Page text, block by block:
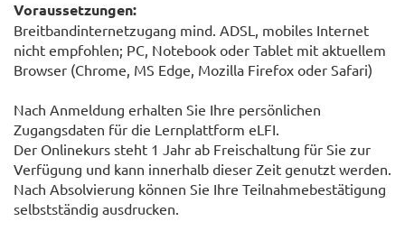
Voraussetzungen:
Breitbandinternetzugang mind. ADSL, mobiles Internet
nicht empfohlen; PC, Notebook oder Tablet mit aktuellem
Browser (Chrome, MS Edge, Mozilla Firefox oder Safari)
Nach Anmeldung erhalten Sie Ihre persönlichen
Zugangsdaten für die Lernplattform eLFI.
Der Onlinekurs steht 1 Jahr ab Freischaltung für Sie zur
Verfügung und kann innerhalb dieser Zeit genutzt werden.
Nach Absolvierung können Sie Ihre Teilnahmebestätigung
selbstständig ausdrucken.